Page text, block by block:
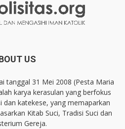
US
tanggal 31 Mei 2008 (Pesta Maria
karya kerasulan yang berfokus
dan katekese, yang memaparkan
Kitab Suci, Tradisi Suci dan
Gereja.